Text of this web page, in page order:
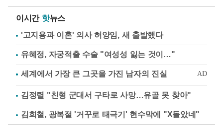
이시간 핫뉴스
'고지용과 이혼' 의사 허양임, 새 출발했다
유혜정, 자궁적출 수술 "여성성 잃는 것이…"
김정렬 "친형 군대서 구타로 사망…유골 못 찾아"
김희철, 광복절 '거꾸로 태극기' 현수막에 "X돌았네"